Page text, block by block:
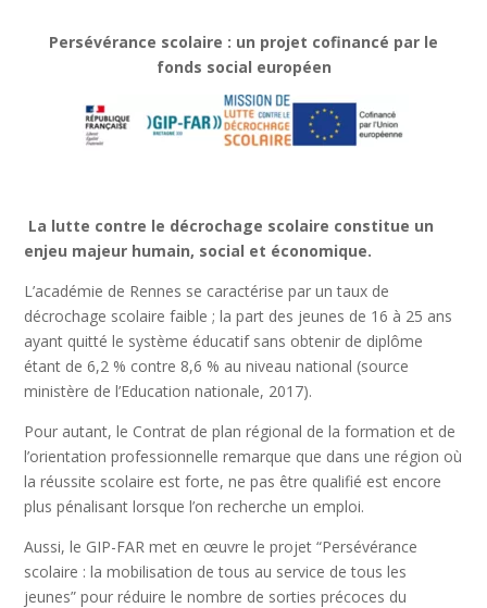
Persévérance scolaire : un projet cofinancé par le
fonds social européen
La lutte contre le décrochage scolaire constitue un
enjeu majeur humain, social et économique.
L’académie de Rennes se caractérise par un taux de
décrochage scolaire faible ; la part des jeunes de 16 à 25 ans
ayant quitté le système éducatif sans obtenir de diplôme
étant de 6,2 % contre 8,6 % au niveau national (source
ministère de l’Education nationale, 2017).
Pour autant, le Contrat de plan régional de la formation et de
l’orientation professionnelle remarque que dans une région où
la réussite scolaire est forte, ne pas être qualifié est encore
plus pénalisant lorsque l’on recherche un emploi.
Aussi, le GIP-FAR met en œuvre le projet “Persévérance
scolaire : la mobilisation de tous au service de tous les
jeunes” pour réduire le nombre de sorties précoces du